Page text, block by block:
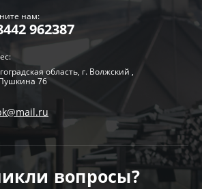
нам:
962387
область, г. Волжский ,
76
вопросы?